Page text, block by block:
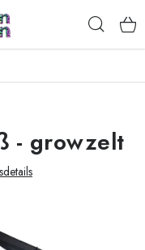
- growzelt